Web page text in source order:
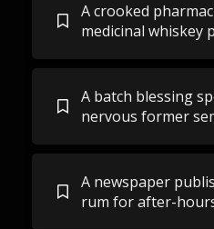
A crooked
medicinal whiskey
A batch blessing
nervous former
A newspaper
rum for after-